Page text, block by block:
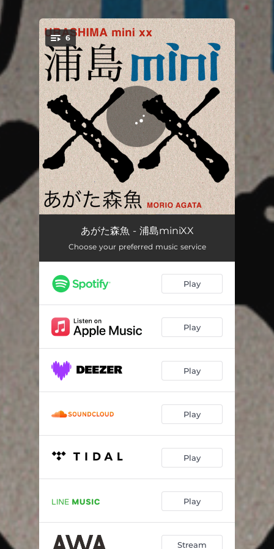
You're all set!
6
後ろ姿のトナカイらしき
アンガールズの恋愛論 03:39
月光オートバイ(II) 02:25
夢が叶えられる街では 04:52
太陽がくれた海の日々(mini XX inst.ver) 02:30
あがた森魚 - 浦島miniXX
Choose your preferred music service
Play
Play
Play
Play
Play
Play
Stream
.